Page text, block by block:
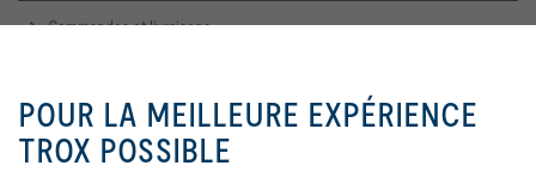
Commandes et livraisons
Contactez-nous
nous autorisez à vous offrir une
expérience de navigation et
d'achat de qualité sur notre site
web. Ces cookies comprennent
POUR LA MEILLEURE EXPÉRIENCE
TROX POSSIBLE